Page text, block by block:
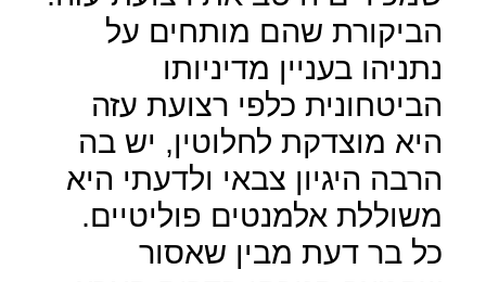
הביקורת שהם מותחים על
נתניהו בעניין מדיניותו
הביטחונית כלפי רצועת עזה
היא מוצדקת לחלוטין, יש בה
הרבה היגיון צבאי ולדעתי היא
משוללת אלמנטים פוליטיים.
כל בר דעת מבין שאסור